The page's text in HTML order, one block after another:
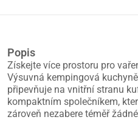
Popis
Získejte více prostoru pro
Výsuvná kempingová
připevňuje na vnitřní stranu
kompaktním společníkem,
zároveň nezabere téměř